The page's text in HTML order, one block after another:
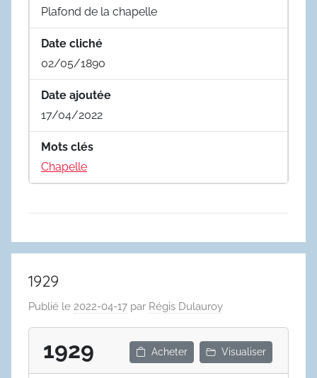
Plafond de la chapelle
Date cliché
02/05/1890
Date ajoutée
17/04/2022
Mots clés
Chapelle
1929
Publié le 2022-04-17 par Régis Dulauroy
1929 Acheter Visualiser